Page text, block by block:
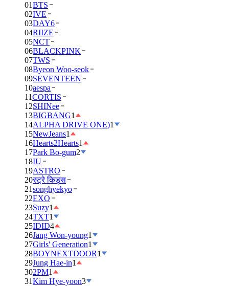
01BTS
02IVE
03DAY6
04RIIZE
05NCT
06BLACKPINK
07TWS
08Byeon Woo-seok
09SEVENTEEN
10aespa
11CORTIS
12SHINee
13BIGBANG1
14ALPHA DRIVE ONE)1
15NewJeans1
16Hearts2Hearts1
17Park Bo-gum2
18IU
19ASTRO
20स्ट्रे किड्स
21songhyekyo
22EXO
23Suzy1
24TXT1
25IDID4
26Jang Won-young1
27Girls' Generation1
28BOYNEXTDOOR1
29Jung Hae-in1
302PM1
31Kim Hye-yoon3